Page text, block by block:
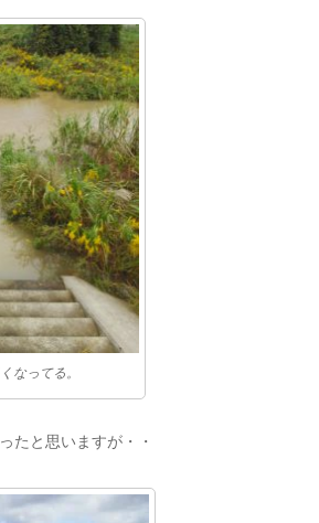
なってる。
たと思いますが・・